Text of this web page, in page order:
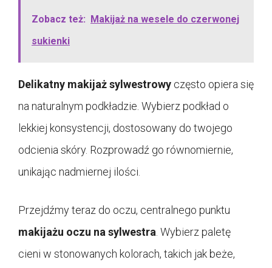
Zobacz też: Makijaż na wesele do czerwonej
sukienki
Delikatny makijaż sylwestrowy często opiera się
na naturalnym podkładzie. Wybierz podkład o
lekkiej konsystencji, dostosowany do twojego
odcienia skóry. Rozprowadź go równomiernie,
unikając nadmiernej ilości.
Przejdźmy teraz do oczu, centralnego punktu
makijażu oczu na sylwestra . Wybierz paletę
cieni w stonowanych kolorach, takich jak beże,